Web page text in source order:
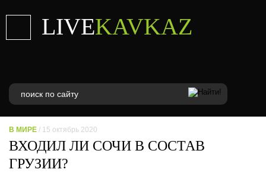
LIVEKAVKAZ
В МИРЕ / 15 октябрь 2020
ВХОДИЛ ЛИ СОЧИ В СОСТАВ
ГРУЗИИ?